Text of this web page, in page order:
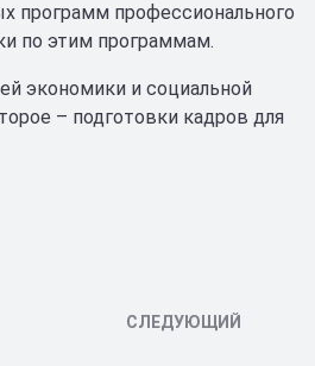
программ профессионального
по этим программам.
экономики и социальной
– подготовки кадров для
СЛЕДУЮЩИЙ